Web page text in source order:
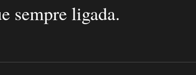
sempre ligada.